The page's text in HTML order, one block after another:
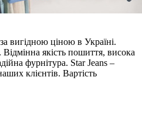
вигідною ціною в Україні.
якість пошиття, висока
фурнітура. Star Jeans –
клієнтів. Вартість